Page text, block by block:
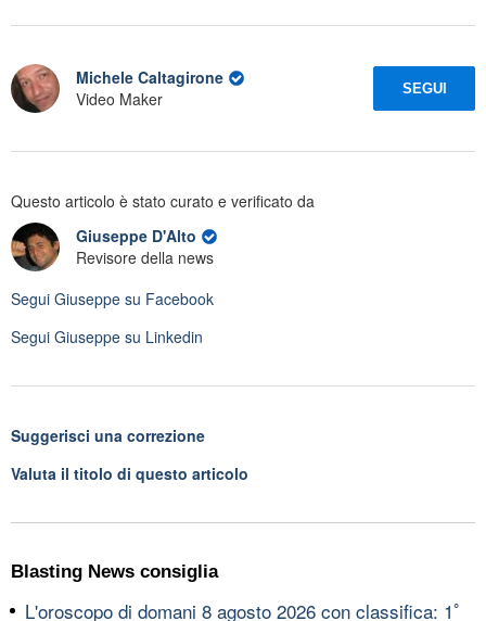
Michele Caltagirone
Video Maker
SEGUI
Questo articolo è stato curato e verificato da
Giuseppe D'Alto
Revisore della news
Segui Giuseppe su Facebook
Segui Giuseppe su Linkedin
Suggerisci una correzione
Valuta il titolo di questo articolo
Blasting News consiglia
L'oroscopo di domani 8 agosto 2026 con classifica: 1ﾟ